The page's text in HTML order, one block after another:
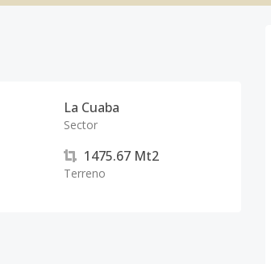
La Cuaba
Sector
1475.67 Mt2
Terreno